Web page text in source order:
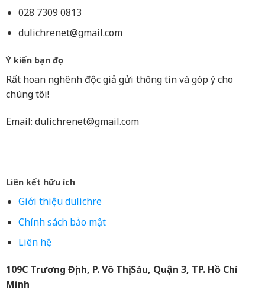
028 7309 0813
dulichrenet@gmail.com
Ý kiến bạn đọc
Rất hoan nghênh độc giả gửi thông tin và góp ý cho
chúng tôi!
Email: dulichrenet@gmail.com
Liên kết hữu ích
Giới thiệu dulichre
Chính sách bảo mật
Liên hệ
109C Trương Định, P. Võ Thị Sáu, Quận 3, TP. Hồ Chí
Minh